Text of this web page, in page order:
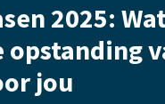
2025:
opstanding
jou